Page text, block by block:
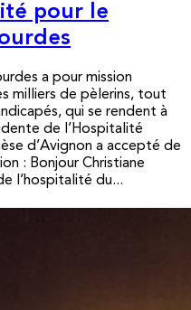
pour le
a pour mission
milliers de pèlerins, tout
qui se rendent à
de l’Hospitalité
d’Avignon a accepté de
: Bonjour Christiane
l’hospitalité du...